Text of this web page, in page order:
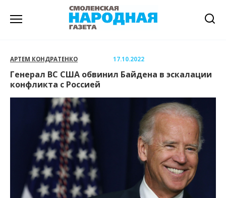
АРТЕМ КОНДРАТЕНКО 17.10.2022
Генерал ВС США обвинил Байдена в эскалации
конфликта с Россией